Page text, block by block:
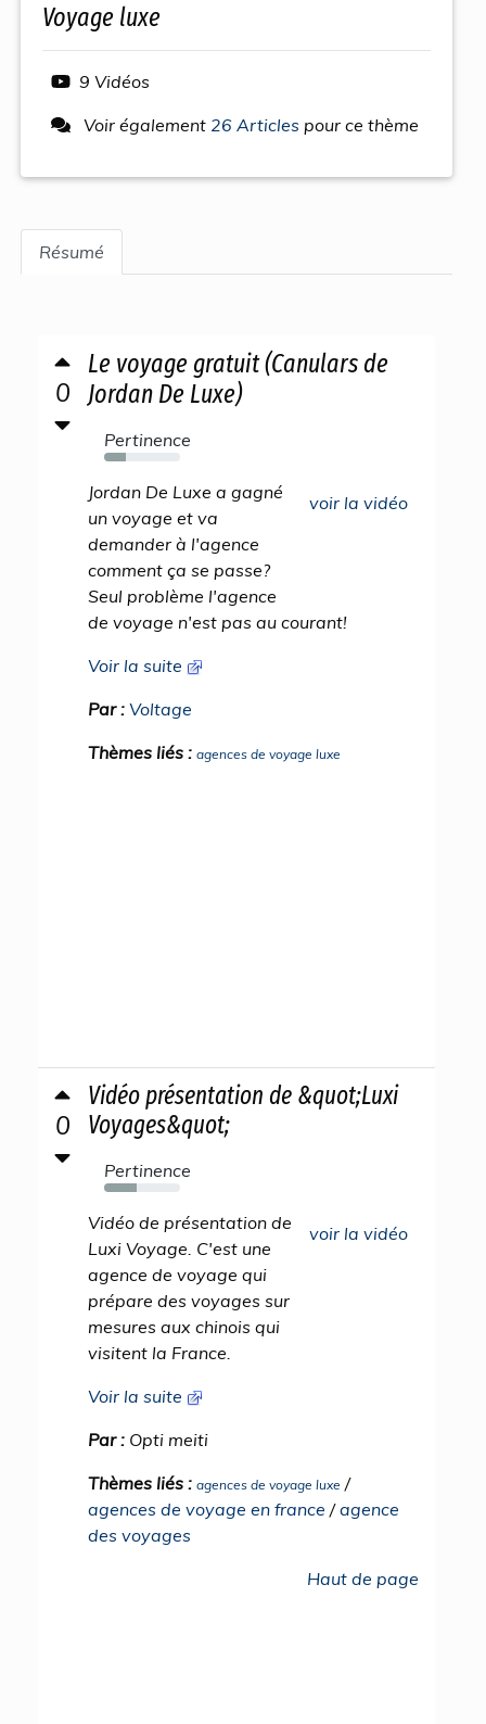
voyage luxe
9 Vidéos
Voir également 26 Articles pour ce thème
Résumé
0
Le voyage gratuit (Canulars de
Jordan De Luxe)
Pertinence
29%
voir la vidéo
Jordan De Luxe a gagné
un voyage et va
demander à l'agence
comment ça se passe?
Seul problème l'agence
de voyage n'est pas au courant!
Voir la suite
Par : Voltage
Thèmes liés : agences de voyage luxe
0
Vidéo présentation de &quot;Luxi
Voyages&quot;
Pertinence
43%
voir la vidéo
Vidéo de présentation de
Luxi Voyage. C'est une
agence de voyage qui
prépare des voyages sur
mesures aux chinois qui
visitent la France.
Voir la suite
Par : Opti meiti
Thèmes liés : agences de voyage luxe /
agences de voyage en france /agence
des voyages
Haut de page